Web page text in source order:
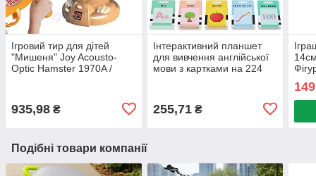
Ігровий тир для дітей
"Мишеня" Joy Acousto-
Optic Hamster 1970A /
935,98 ₴
Інтерактивний планшет
для вивчення англійської
мови з картками на 224
255,71₴
Подібні товари компанії